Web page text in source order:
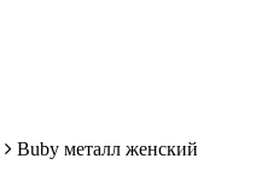
Buby металл женский